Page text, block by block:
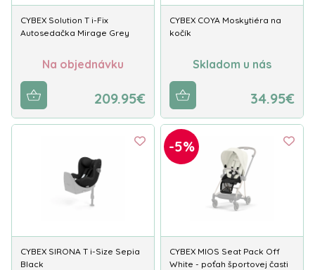
CYBEX Solution T i-Fix
Autosedačka Mirage Grey
Na objednávku
209.95€
CYBEX COYA Moskytiéra na
kočík
Skladom u nás
34.95€
CYBEX SIRONA T i-Size Sepia
Black
-5%
CYBEX MIOS Seat Pack Off
White - poťah športovej časti